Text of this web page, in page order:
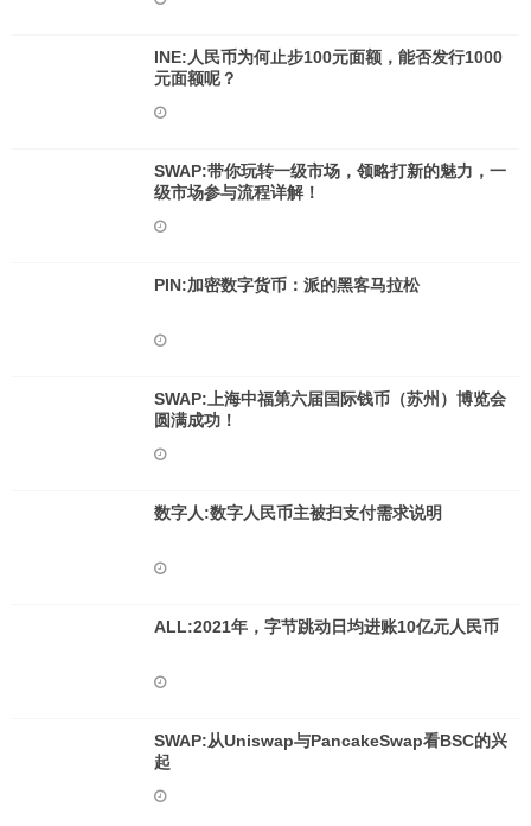
INE:人民币为何止步100元面额，能否发行1000
元面额呢？
SWAP:带你玩转一级市场，领略打新的魅力，一
级市场参与流程详解！
PIN:加密数字货币：派的黑客马拉松
SWAP:上海中福第六届国际钱币（苏州）博览会
圆满成功！
数字人:数字人民币主被扫支付需求说明
ALL:2021年，字节跳动日均进账10亿元人民币
SWAP:从Uniswap与PancakeSwap看BSC的兴
起